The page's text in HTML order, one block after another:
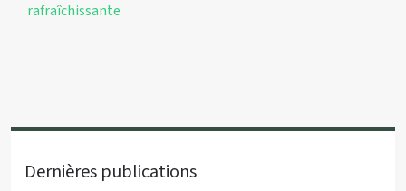
rafraîchissante
Dernières publications